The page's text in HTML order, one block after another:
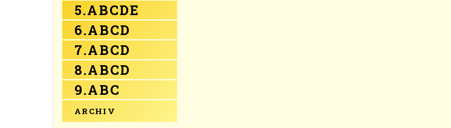
5.ABCDE
6.ABCD
7.ABCD
8.ABCD
9.ABC
ARCHIV